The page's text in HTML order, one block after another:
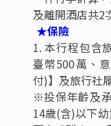
店坐落於中國
景觀秀麗的青山
店現代奢華的設
怡人的地理環境
驗。